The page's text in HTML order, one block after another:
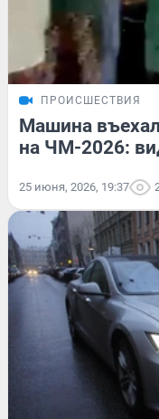
ПРОИСШЕСТВИЯ
Машина
на ЧМ-2026:
25 июня, 2026, 19:37